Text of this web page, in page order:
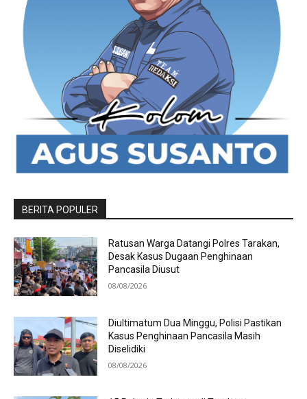
BERITA POPULER
Ratusan Warga Datangi Polres Tarakan,
Desak Kasus Dugaan Penghinaan
Pancasila Diusut
08/08/2026
Diultimatum Dua Minggu, Polisi Pastikan
Kasus Penghinaan Pancasila Masih
Diselidiki
08/08/2026